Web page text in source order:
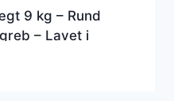
9 kg – Rund
– Lavet i
gummi – Til